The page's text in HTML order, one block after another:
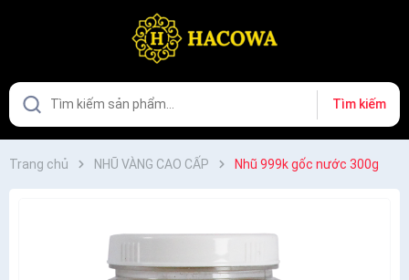
Tìm kiếm
Trang chủ NHŨ VÀNG CAO CẤP Nhũ 999k gốc nước 300g